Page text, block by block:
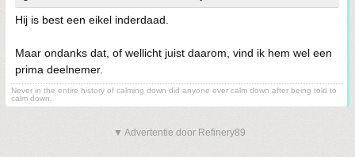
Hij is best een eikel inderdaad.
Maar ondanks dat, of wellicht juist daarom, vind ik hem wel een
prima deelnemer.
Never in the entire history of calming down did anyone ever calm down after being told to
calm down.
▼ Advertentie door Refinery89